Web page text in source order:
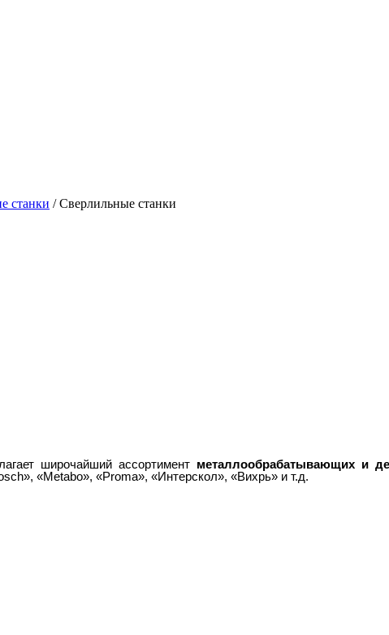
станки /Сверлильные станки
широчайший ассортимент металлообрабатывающих и
«Metabo», «Proma», «Интерскол», «Вихрь» и т.д.